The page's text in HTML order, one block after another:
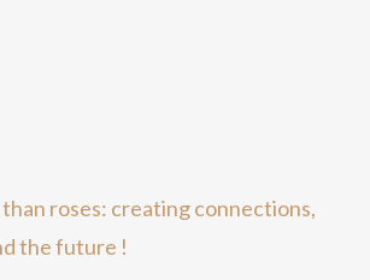
roses: creating connections,
the future !